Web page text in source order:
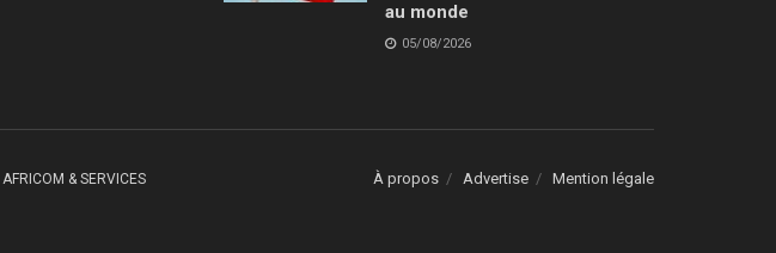
au monde
05/08/2026
À propos Advertise Mention légale
AFRICOM & SERVICES